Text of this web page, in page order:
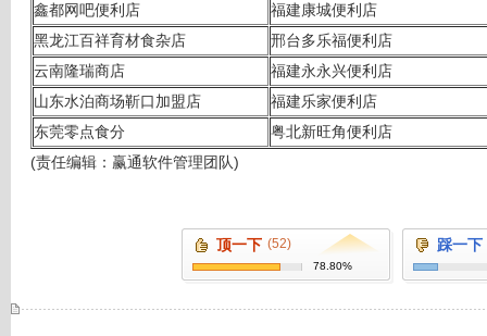
鑫都网吧便利店
福建康城便利店
黑龙江百祥育材食杂店
邢台多乐福便利店
云南隆瑞商店
福建永永兴便利店
山东水泊商场靳口加盟店
福建乐家便利店
东莞零点食分
粤北新旺角便利店
(责任编辑：赢通软件管理团队)
顶一下 (52)
78.80%
踩一下